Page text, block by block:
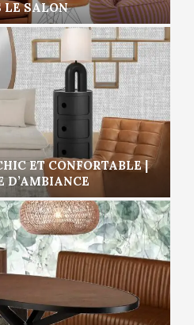
LE SALON
ET CONFORTABLE |
D’AMBIANCE